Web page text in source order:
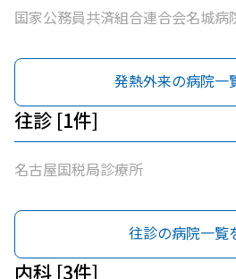
国家公務員共済組合連合会名城病
発熱外来の病院一
往診 [1件]
名古屋国税局診療所
往診の病院一覧
内科 [3件]